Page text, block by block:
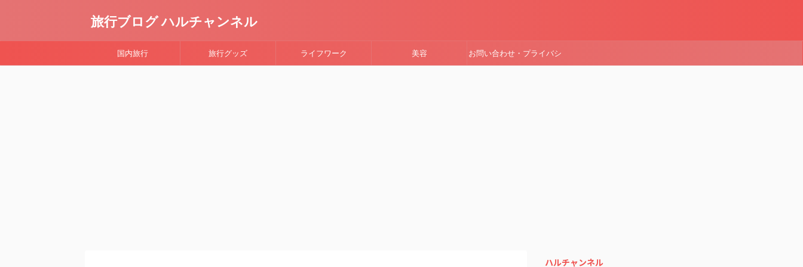
旅行ブログ ハルチャンネル
国内旅行 旅行グッズ ライフワーク 美容 お問い合わせ・プライバシ
ハルチャンネル